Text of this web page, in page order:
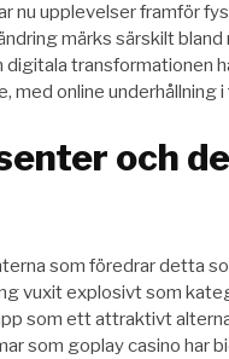
nu upplevelser framför
märks särskilt bland
transformationen
online underhållning i
och
som föredrar detta
vuxit explosivt som
som ett attraktivt
som goplay casino har